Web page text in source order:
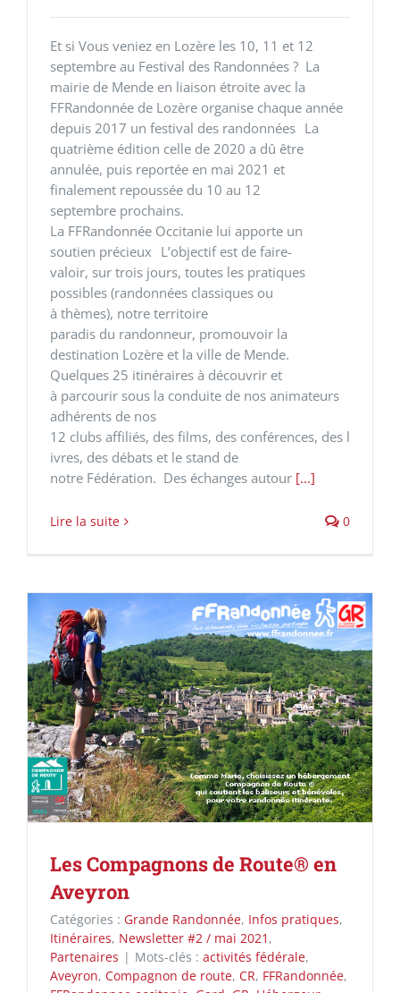
Et si Vous veniez en Lozère les 10, 11 et 12
septembre au Festival des Randonnées ? La
mairie de Mende en liaison étroite avec la
FFRandonnée de Lozère organise chaque année
depuis 2017 un festival des randonnées La
quatrième édition celle de 2020 a dû être
annulée, puis reportée en mai 2021 et
finalement repoussée du 10 au 12
septembre prochains.
La FFRandonnée Occitanie lui apporte un
soutien précieux L’objectif est de faire-
valoir, sur trois jours, toutes les pratiques
possibles (randonnées classiques ou
à thèmes), notre territoire
paradis du randonneur, promouvoir la
destination Lozère et la ville de Mende.
Quelques 25 itinéraires à découvrir et
à parcourir sous la conduite de nos animateurs
adhérents de nos
12 clubs affiliés, des films, des conférences, des l
ivres, des débats et le stand de
notre Fédération. Des échanges autour [...]
Lire la suite 0
Les Compagnons de Route® en
Aveyron
Catégories : Grande Randonnée, Infos pratiques,
Itinéraires, Newsletter #2 / mai 2021 ,
Partenaires | Mots-clés : activités fédérale,
Aveyron, Compagnon de route, CR, FFRandonnée,